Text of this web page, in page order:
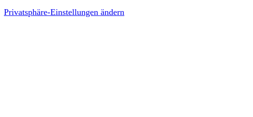
Privatsphäre-Einstellungen ändern